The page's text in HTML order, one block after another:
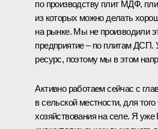
по производству плит МДФ,
из которых можно делать
на рынке. Мы не производили
предприятие – по плитам ДСП.
ресурс, поэтому мы в этом
Активно работаем сейчас с
в сельской местности, для
хозяйствования на селе. Я